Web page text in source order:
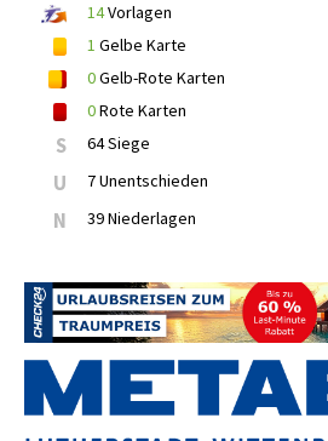
14Vorlagen
1 Gelbe Karte
0Gelb-Rote Karten
0Rote Karten
S 64 Siege
U 7 Unentschieden
N 39 Niederlagen